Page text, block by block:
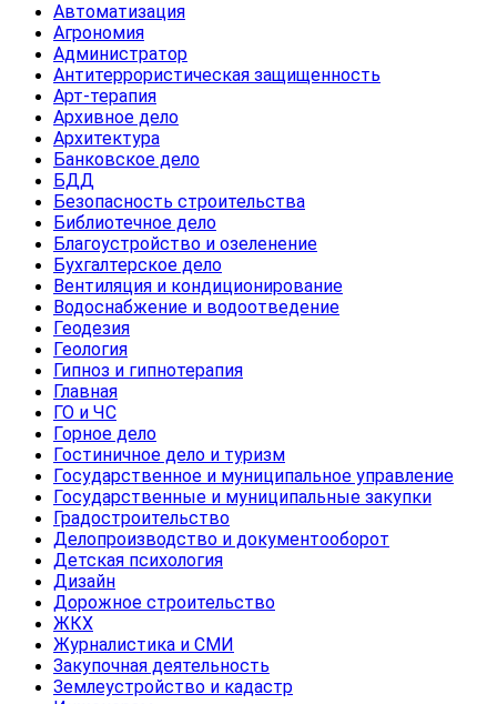
Автоматизация
Агрономия
Администратор
Антитеррористическая защищенность
Арт-терапия
Архивное дело
Архитектура
Банковское дело
БДД
Безопасность строительства
Библиотечное дело
Благоустройство и озеленение
Бухгалтерское дело
Вентиляция и кондиционирование
Водоснабжение и водоотведение
Геодезия
Геология
Гипноз и гипнотерапия
Главная
ГО и ЧС
Горное дело
Гостиничное дело и туризм
Государственное и муниципальное управление
Государственные и муниципальные закупки
Градостроительство
Делопроизводство и документооборот
Детская психология
Дизайн
Дорожное строительство
ЖКХ
Журналистика и СМИ
Закупочная деятельность
Землеустройство и кадастр